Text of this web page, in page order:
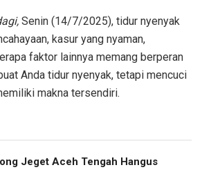
Senin (14/7/2025), tidur nyenyak
kasur yang nyaman,
faktor lainnya memang berperan
Anda tidur nyenyak, tetapi mencuci
makna tersendiri.
Jeget Aceh Tengah Hangus